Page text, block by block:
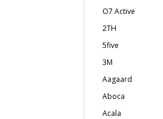
O7 Active
2TH
5five
3M
Aagaard
Aboca
Acala